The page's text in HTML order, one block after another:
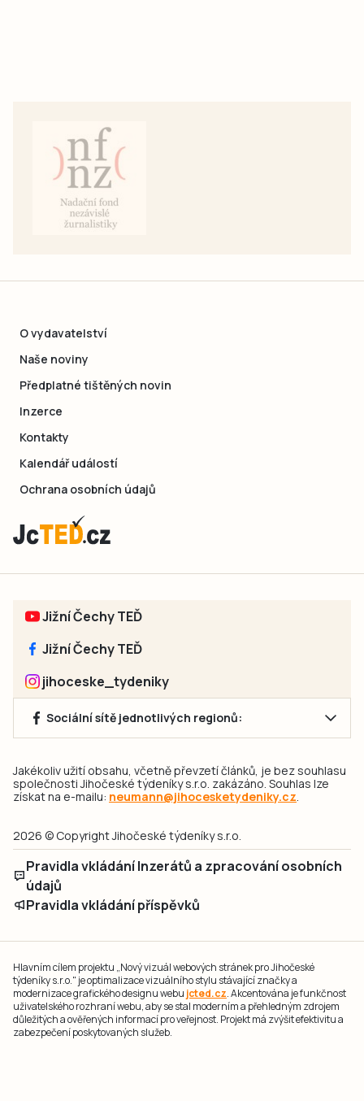
O vydavatelství
Naše noviny
Předplatné tištěných novin
Inzerce
Kontakty
Kalendář událostí
Ochrana osobních údajů
Jižní Čechy TEĎ
Jižní Čechy TEĎ
jihoceske_tydeniky
Sociální sítě jednotlivých regionů:
Jakékoliv užití obsahu, včetně převzetí článků, je bez souhlasu
společnosti Jihočeské týdeníky s.r.o. zakázáno. Souhlas lze
získat na e-mailu: neumann@jihocesketydeniky.cz.
2026 © Copyright Jihočeské týdeníky s.r.o.
Pravidla vkládání Inzerátů a zpracování osobních
údajů
Pravidla vkládání příspěvků
Hlavním cílem projektu „Nový vizuál webových stránek pro Jihočeské
týdeníky s.r.o." je optimalizace vizuálního stylu stávající značky a
modernizace grafického designu webu jcted.cz. Akcentována je funkčnost
uživatelského rozhraní webu, aby se stal moderním a přehledným zdrojem
důležitých a ověřených informací pro veřejnost. Projekt má zvýšit efektivitu a
zabezpečení poskytovaných služeb.